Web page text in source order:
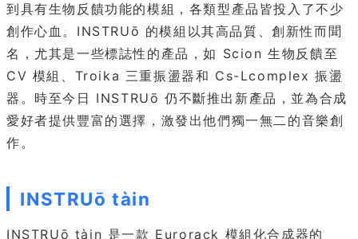
到具有生物反饋功能的模組，各類型產品皆投入了不少
創作心血。INSTRUō 的模組以其高品質、創新性而聞
名，尤其是一些標誌性的產品，如 Scion 生物反饋至
CV 模組、Troika 三重振盪器和 Cs-Lcomplex 振盪
器。時至今日 INSTRUō 仍不斷推出新產品，並為合成
愛好者提供豐富的選擇，激發出他們獨一無二的音樂創
作。
INSTRUō tàin
INSTRUō tàin 是一款 Eurorack 模組化合成器的